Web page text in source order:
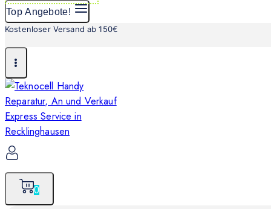
Top Angebote!
Kostenloser Versand ab 150€
0